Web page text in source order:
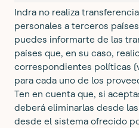
Indra no realiza
personales a terceros
puedes informarte de las
países que, en su caso,
correspondientes políticas
para cada uno de los
Ten en cuenta que, si
deberá eliminarlas desde
desde el sistema ofrecido